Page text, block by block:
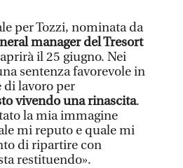
per Tozzi, nominata da
manager del Tresort
il 25 giugno. Nei
sentenza favorevole in
di lavoro per
vivendo una rinascita.
la mia immagine
mi reputo e quale mi
di ripartire con
restituendo».